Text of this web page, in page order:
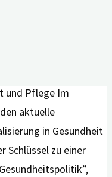
Demenz”,
Bayerische
und Pflege Im
aktuelle
in Gesundheit
Schlüssel zu einer